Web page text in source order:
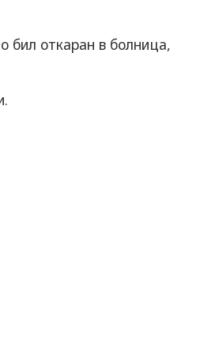
бил откаран в болница,